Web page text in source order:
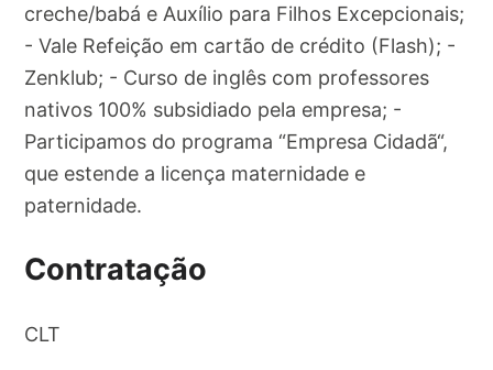
creche/babá e Auxílio para Filhos Excepcionais;
- Vale Refeição em cartão de crédito (Flash); -
Zenklub; - Curso de inglês com professores
nativos 100% subsidiado pela empresa; -
Participamos do programa “Empresa Cidadã“,
que estende a licença maternidade e
paternidade.
Contratação
CLT